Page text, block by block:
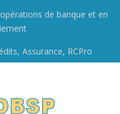
de banque et en
Assurance, RCPro